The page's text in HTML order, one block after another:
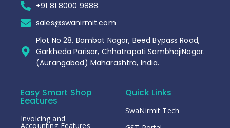
+91 81 8000 9888
sales@swanirmit.com
Plot No 28, Bambat Nagar, Beed Bypass Road,
Garkheda Parisar, Chhatrapati SambhajiNagar.
(Aurangabad) Maharashtra, India.
Easy Smart Shop
Eeatures
Invoicing and
Accounting Features
Quick Links
SwaNirmit Tech